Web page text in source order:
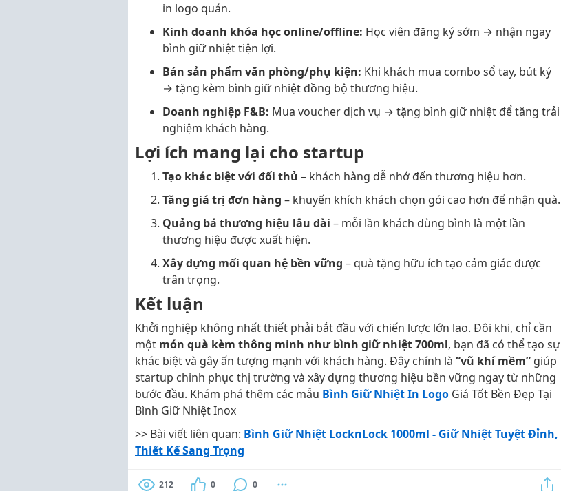
in logo quán.
Kinh doanh khóa học online/offline: Học viên đăng ký sớm → nhận ngay
bình giữ nhiệt tiện lợi.
Bán sản phẩm văn phòng/phụ kiện: Khi khách mua combo sổ tay, bút ký
→ tặng kèm bình giữ nhiệt đồng bộ thương hiệu.
Doanh nghiệp F&B: Mua voucher dịch vụ → tặng bình giữ nhiệt để tăng trải
nghiệm khách hàng.
Lợi ích mang lại cho startup
Tạo khác biệt với đối thủ – khách hàng dễ nhớ đến thương hiệu hơn.
Tăng giá trị đơn hàng – khuyến khích khách chọn gói cao hơn để nhận quà.
Quảng bá thương hiệu lâu dài – mỗi lần khách dùng bình là một lần
thương hiệu được xuất hiện.
Xây dựng mối quan hệ bền vững – quà tặng hữu ích tạo cảm giác được
trân trọng.
Kết luận
Khởi nghiệp không nhất thiết phải bắt đầu với chiến lược lớn lao. Đôi khi, chỉ cần
một món quà kèm thông minh như bình giữ nhiệt 700ml, bạn đã có thể tạo sự
khác biệt và gây ấn tượng mạnh với khách hàng. Đây chính là “vũ khí mềm” giúp
startup chinh phục thị trường và xây dựng thương hiệu bền vững ngay từ những
bước đầu. Khám phá thêm các mẫu Bình Giữ Nhiệt In Logo Giá Tốt Bền Đẹp Tại
Bình Giữ Nhiệt Inox
>> Bài viết liên quan: Bình Giữ Nhiệt LocknLock 1000ml - Giữ Nhiệt Tuyệt Đỉnh,
Thiết Kế Sang Trọng
212 0 0